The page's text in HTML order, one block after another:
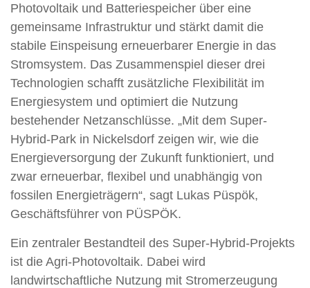
Photovoltaik und Batteriespeicher über eine
gemeinsame Infrastruktur und stärkt damit die
stabile Einspeisung erneuerbarer Energie in das
Stromsystem. Das Zusammenspiel dieser drei
Technologien schafft zusätzliche Flexibilität im
Energiesystem und optimiert die Nutzung
bestehender Netzanschlüsse. „Mit dem Super-
Hybrid-Park in Nickelsdorf zeigen wir, wie die
Energieversorgung der Zukunft funktioniert, und
zwar erneuerbar, flexibel und unabhängig von
fossilen Energieträgern“, sagt Lukas Püspök,
Geschäftsführer von PÜSPÖK.
Ein zentraler Bestandteil des Super-Hybrid-Projekts
ist die Agri-Photovoltaik. Dabei wird
landwirtschaftliche Nutzung mit Stromerzeugung